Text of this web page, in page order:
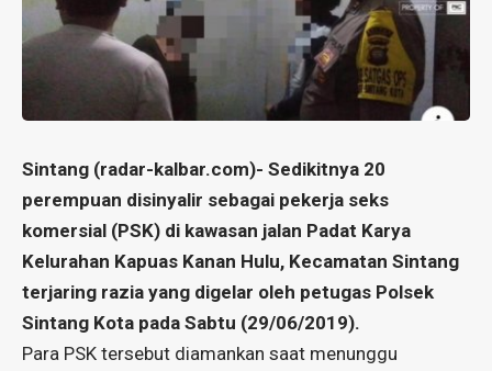
Sintang (radar-kalbar.com)- Sedikitnya 20
perempuan disinyalir sebagai pekerja seks
komersial (PSK) di kawasan jalan Padat Karya
Kelurahan Kapuas Kanan Hulu, Kecamatan Sintang
terjaring razia yang digelar oleh petugas Polsek
Sintang Kota pada Sabtu (29/06/2019).
Para PSK tersebut diamankan saat menunggu